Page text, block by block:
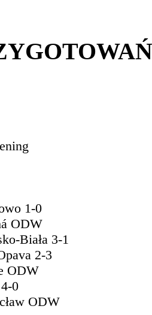
1-0
ODW
Biała 3-1
2-3
ODW
0
ODW